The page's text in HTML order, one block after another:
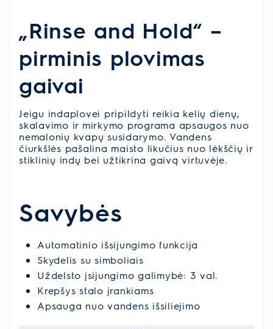
„Rinse and Hold“ –
pirminis plovimas
gaivai
Jeigu indaplovei pripildyti reikia kelių dienų,
skalavimo ir mirkymo programa apsaugos nuo
nemalonių kvapų susidarymo. Vandens
čiurkšlės pašalina maisto likučius nuo lėkščių ir
stiklinių indų bei užtikrina gaivą virtuvėje.
Savybės
Automatinio išsijungimo funkcija
Skydelis su simboliais
Uždelsto įsijungimo galimybė: 3 val.
Krepšys stalo įrankiams
Apsauga nuo vandens išsiliejimo